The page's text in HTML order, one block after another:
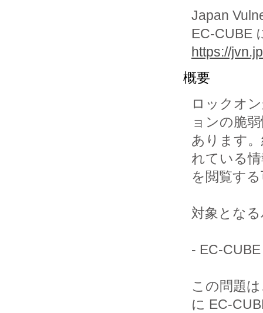
Japan
EC-CUBE
https://
概要
ロックオ
ョンの脆
あります
れている
を閲覧す
対象とな
- EC-
この問題
に EC-